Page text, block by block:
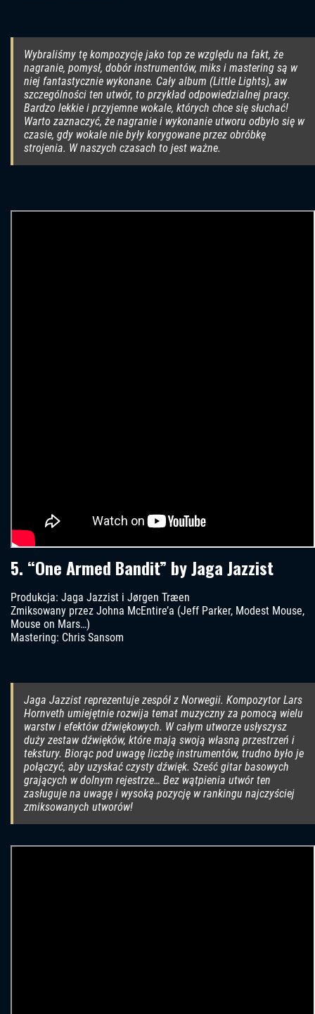
Wybraliśmy tę kompozycję jako top ze względu na fakt, że
nagranie, pomysł, dobór instrumentów, miks i mastering są w
niej fantastycznie wykonane. Cały album (Little Lights), aw
szczególności ten utwór, to przykład odpowiedzialnej pracy.
Bardzo lekkie i przyjemne wokale, których chce się słuchać!
Warto zaznaczyć, że nagranie i wykonanie utworu odbyło się w
czasie, gdy wokale nie były korygowane przez obróbkę
strojenia. W naszych czasach to jest ważne.
5. “One Armed Bandit” by Jaga Jazzist
Produkcja: Jaga Jazzist i Jørgen Træen
Zmiksowany przez Johna McEntire’a (Jeff Parker, Modest Mouse,
Mouse on Mars…)
Mastering: Chris Sansom
Jaga Jazzist reprezentuje zespół z Norwegii. Kompozytor Lars
Hornveth umiejętnie rozwija temat muzyczny za pomocą wielu
warstw i efektów dźwiękowych. W całym utworze usłyszysz
duży zestaw dźwięków, które mają swoją własną przestrzeń i
tekstury. Biorąc pod uwagę liczbę instrumentów, trudno było je
połączyć, aby uzyskać czysty dźwięk. Sześć gitar basowych
grających w dolnym rejestrze… Bez wątpienia utwór ten
zasługuje na uwagę i wysoką pozycję w rankingu najczyściej
zmiksowanych utworów!